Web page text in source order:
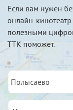
Если вам нужен
онлайн-
полезными
ТТК поможет.